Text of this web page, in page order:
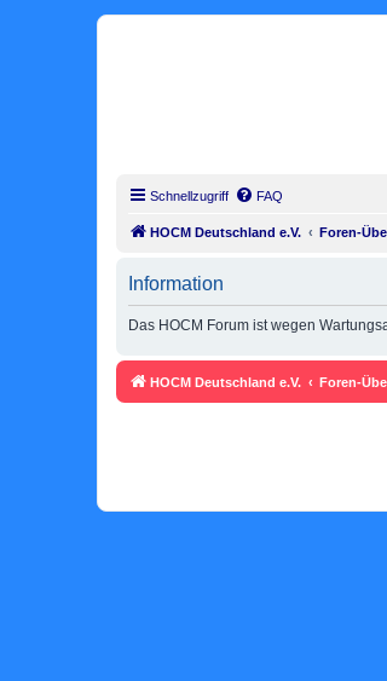
Schnellzugriff FAQ
HOCM Deutschland e.V. Foren-
Information
Das HOCM Forum ist wegen
HOCM Deutschland e.V. Foren-